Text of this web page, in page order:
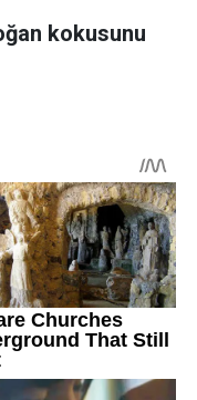
kokusunu